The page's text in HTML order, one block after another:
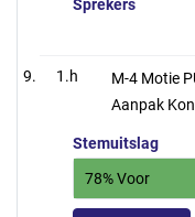
Sprekers
1.h
M-4 Motie
Aanpak
Stemuitslag
78% Voor